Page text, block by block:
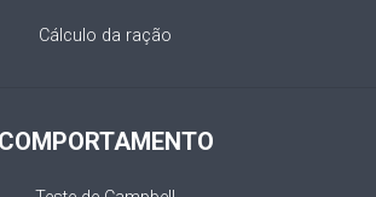
Cálculo da ração
COMPORTAMENTO